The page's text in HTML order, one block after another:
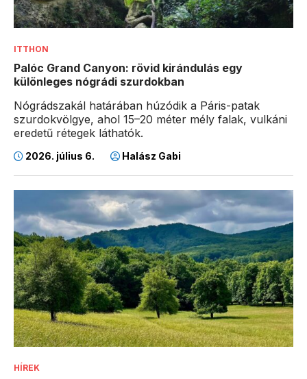
ITTHON
Palóc Grand Canyon: rövid kirándulás egy
különleges nógrádi szurdokban
Nógrádszakál határában húzódik a Páris-patak
szurdokvölgye, ahol 15–20 méter mély falak, vulkáni
eredetű rétegek láthatók.
2026. július 6. Halász Gabi
HÍREK